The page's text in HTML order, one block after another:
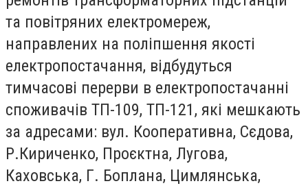
та повітряних електромереж,
направлених на поліпшення якості
електропостачання, відбудуться
тимчасові перерви в електропостачанні
споживачів ТП-109, ТП-121, які мешкають
за адресами: вул. Кооперативна, Сєдова,
Р.Кириченко, Проєктна, Лугова,
Каховська, Г. Боплана, Цимлянська,